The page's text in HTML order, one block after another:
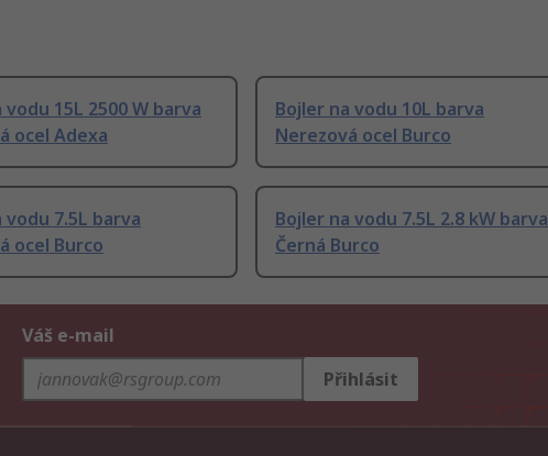
vodu 15L 2500 W barva
ocel Adexa
Bojler na vodu 10L barva
Nerezová ocel Burco
vodu 7.5L barva
ocel Burco
Bojler na vodu 7.5L 2.8 kW barva
Černá Burco
Váš e-mail
Přihlásit